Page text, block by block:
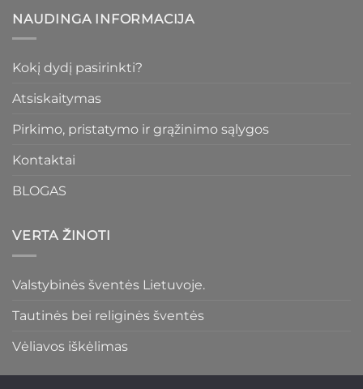
NAUDINGA INFORMACIJA
Kokį dydį pasirinkti?
Atsiskaitymas
Pirkimo, pristatymo ir grąžinimo sąlygos
Kontaktai
BLOGAS
VERTA ŽINOTI
Valstybinės šventės Lietuvoje.
Tautinės bei religinės šventės
Vėliavos iškėlimas